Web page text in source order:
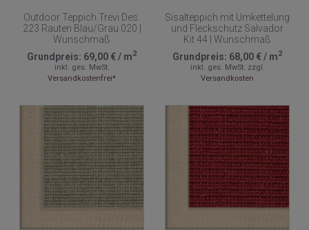
Outdoor Teppich Trevi Des.
223 Rauten Blau/Grau 020 |
Wunschmaß
Grundpreis: 69,00 €/ m2
inkl. ges. MwSt.
Versandkostenfrei*
Sisalteppich mit Umkettelung
und Fleckschutz Salvador
Kit 44 | Wunschmaß
Grundpreis: 68,00 €/ m2
inkl. ges. MwSt. zzgl.
Versandkosten